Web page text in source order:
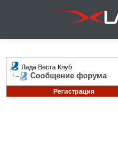
Лада Веста Клуб
Сообщение форума
Регистрация